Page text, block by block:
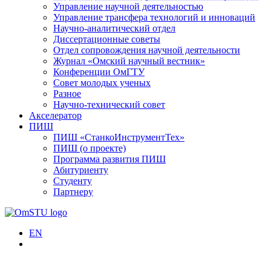
Управление научной деятельностью
Управление трансфера технологий и инноваций
Научно-аналитический отдел
Диссертационные советы
Отдел сопровождения научной деятельности
Журнал «Омский научный вестник»
Конференции ОмГТУ
Совет молодых ученых
Разное
Научно-технический совет
Акселератор
ПИШ
ПИШ «СтанкоИнструментТех»
ПИШ (о проекте)
Программа развития ПИШ
Абитуриенту
Студенту
Партнеру
EN